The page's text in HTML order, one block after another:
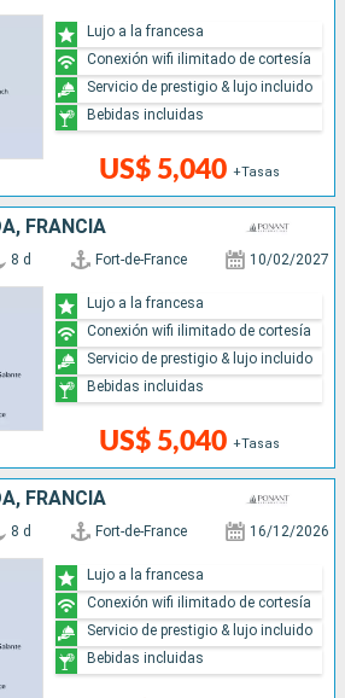
US$ 5,040 +Tasas
Lujo a la francesa
Conexión wifi ilimitado de cortesía
Servicio de prestigio & lujo incluido
Bebidas incluidas
FRANCIA
8 d Fort-de-France 10/02/2027
US$ 5,040 +Tasas
Lujo a la francesa
Conexión wifi ilimitado de cortesía
Servicio de prestigio & lujo incluido
Bebidas incluidas
FRANCIA
8 d Fort-de-France 16/12/2026
Lujo a la francesa
Conexión wifi ilimitado de cortesía
Servicio de prestigio & lujo incluido
Bebidas incluidas